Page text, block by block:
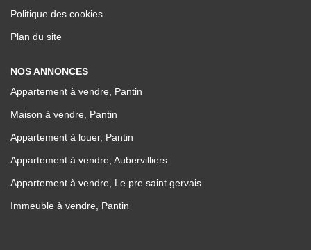
Politique des cookies
Plan du site
NOS ANNONCES
Appartement à vendre, Pantin
Maison à vendre, Pantin
Appartement à louer, Pantin
Appartement à vendre, Aubervilliers
Appartement à vendre, Le pre saint gervais
Immeuble à vendre, Pantin